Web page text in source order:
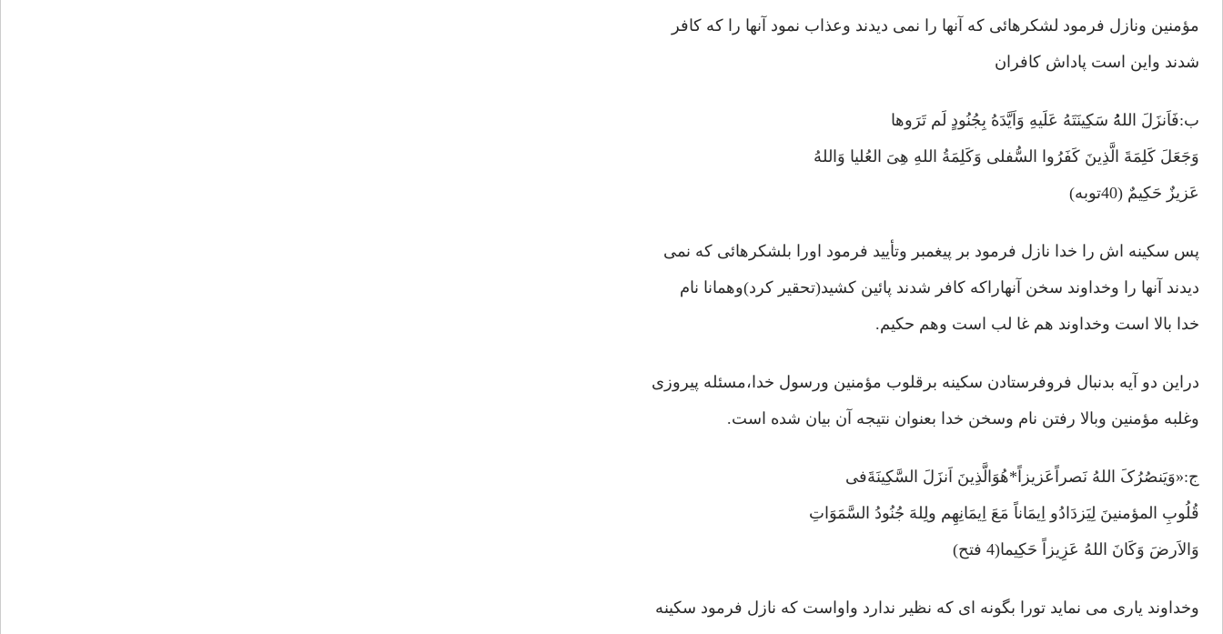
مؤمنین ونازل فرمود لشکرهائی که آنها را نمی دیدند وعذاب نمود آنها را که کافر
شدند واین است پاداش کافران
ب:فَاَنزَلَ اللهُُ سَکِینَتَهُ عَلَیهِ وَاَیَّدَهُ بِجُنُودٍ لَم تَرَوها
وَجَعَلَ کَلِمَةَ الَّذِینَ کَفَرُوا السُّفلی وَکَلِمَةُ اللهِ هِیَ العُلیا وَاللهُ
عَزیزٌ حَکِیمٌ (40توبه)
پس سکینه اش را خدا نازل فرمود بر پیغمبر وتأیید فرمود اورا بلشکرهائی که نمی
دیدند آنها را وخداوند سخن آنهاراکه کافر شدند پائین کشید(تحقیر کرد)وهمانا نام
خدا بالا است وخداوند هم غا لب است وهم حکیم.
دراین دو آیه بدنبال فروفرستادن سکینه برقلوب مؤمنین ورسول خدا،مسئله پیروزی
وغلبه مؤمنین وبالا رفتن نام وسخن خدا بعنوان نتیجه آن بیان شده است.
ج:«وَیَنصُرُکَ اللهُ نَصراًعَزیزاً*هُوَالَّذِینَ اَنزَلَ السَّکِینَةَفی
قُلُوبِ المؤمنینَ لِیَزدَادُو اِیمَاناً مَعَ اِیمَانِهِم ولِلهَ جُنُودُ السَّمَوَاتِ
وَالاَرضَ وَکَانَ اللهُ عَزِیزاً حَکِیما(4 فتح)
وخداوند یاری می نماید تورا بگونه ای که نظیر ندارد واواست که نازل فرمود سکینه